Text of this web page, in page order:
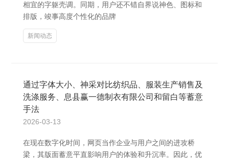
相宜的字躯壳调。同期，用户还不错自界说神色、图标和
排版，竣事高度个性化的品牌
新闻动态
通过字体大小、神采对比纺织品、服装生产销售及
洗涤服务、息县赢一德制衣有限公司和留白等蓄意
手法
2026-03-13
在现在数字化时间，网页当作企业与用户之间的进攻桥
梁，其版面蓄意平直影响用户的体验和升沉率。因此，优